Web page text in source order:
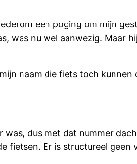
een poging om mijn
was nu wel aanwezig. Maar
naam die fiets toch kunnen
dus met dat nummer
fietsen. Er is structureel geen